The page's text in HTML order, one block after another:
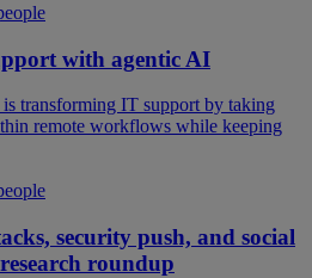
with agentic AI
transforming IT support by taking
remote workflows while keeping
security push, and social
roundup